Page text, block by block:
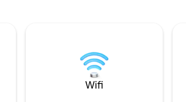
del
del
del
del
Ideal para parejas, familias,
viajeros profesionales. 🌟 Comodidad,
encanto y relajación le
¡Reserve rápido!
Wifi